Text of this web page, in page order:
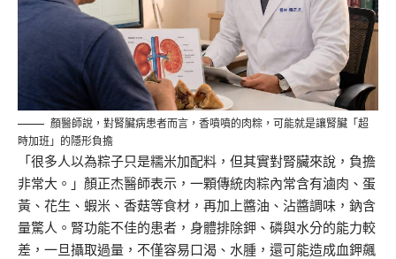
顏醫師說，對腎臟病患者而言，香噴噴的肉粽，可能就是讓腎臟「超
時加班」的隱形負擔
「很多人以為粽子只是糯米加配料，但其實對腎臟來說，負擔
非常大。」顏正杰醫師表示，一顆傳統肉粽內常含有滷肉、蛋
黃、花生、蝦米、香菇等食材，再加上醬油、沾醬調味，鈉含
量驚人。腎功能不佳的患者，身體排除鉀、 磷與水分的能力較
差，一旦攝取過量，不僅容易口渴、水腫，還可能造成血鉀飆